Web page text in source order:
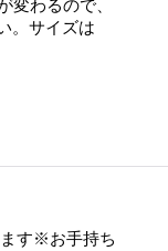
変わるので、
。サイズは
す※お手持ち